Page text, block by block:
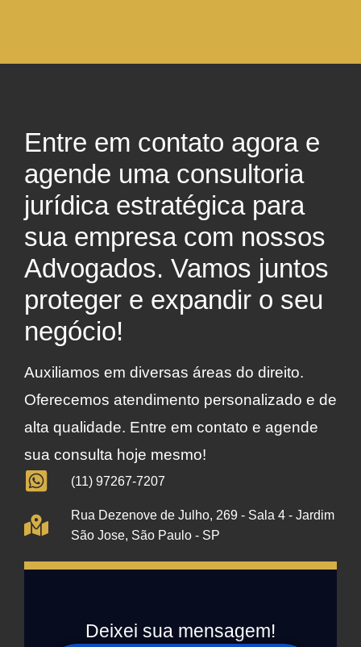
Entre em contato agora e
agende uma consultoria
jurídica estratégica para
sua empresa com nossos
Advogados. Vamos juntos
proteger e expandir o seu
negócio!
Auxiliamos em diversas áreas do direito.
Oferecemos atendimento personalizado e de
alta qualidade. Entre em contato e agende
sua consulta hoje mesmo!
(11) 97267-7207
Rua Dezenove de Julho, 269 - Sala 4 - Jardim
São Jose, São Paulo - SP
Deixei sua mensagem!